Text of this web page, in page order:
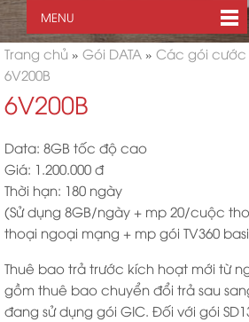
MENU
Trang chủ » Gói DATA » Các gói cước
6V200B
6V200B
Data: 8GB tốc độ cao
Giá: 1.200.000 đ
Thời hạn: 180 ngày
(Sử dụng 8GB/ngày + mp 20/cuộc
thoại ngoại mạng + mp gói TV360
Thuê bao trả trước kích hoạt mới từ
gồm thuê bao chuyển đổi trả sau
đang sử dụng gói GIC. Đối với gói